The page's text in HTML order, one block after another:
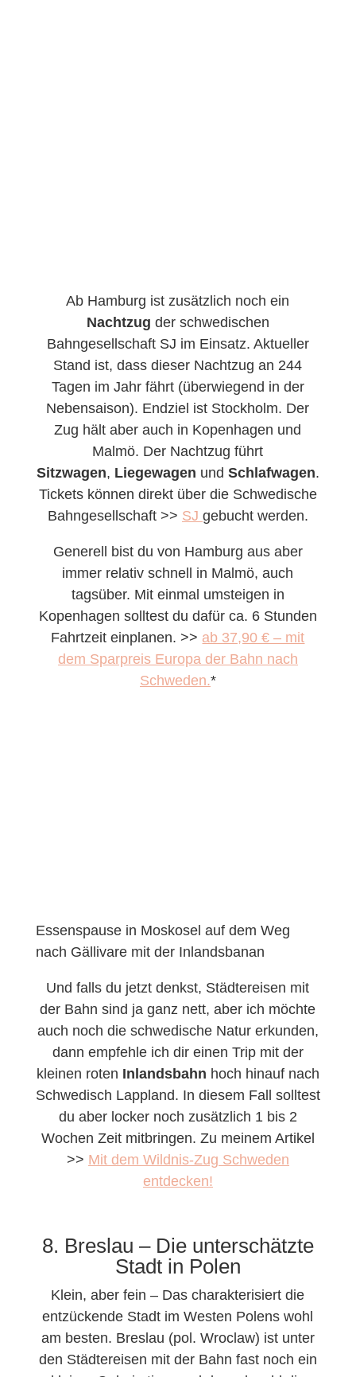
Ab Hamburg ist zusätzlich noch ein
Nachtzug der schwedischen
Bahngesellschaft SJ im Einsatz. Aktueller
Stand ist, dass dieser Nachtzug an 244
Tagen im Jahr fährt (überwiegend in der
Nebensaison). Endziel ist Stockholm. Der
Zug hält aber auch in Kopenhagen und
Malmö. Der Nachtzug führt
Sitzwagen, Liegewagen und Schlafwagen.
Tickets können direkt über die Schwedische
Bahngesellschaft >> SJ gebucht werden.
Generell bist du von Hamburg aus aber
immer relativ schnell in Malmö, auch
tagsüber. Mit einmal umsteigen in
Kopenhagen solltest du dafür ca. 6 Stunden
Fahrtzeit einplanen. >> ab 37,90 € – mit
dem Sparpreis Europa der Bahn nach
Schweden.*
Essenspause in Moskosel auf dem Weg
nach Gällivare mit der Inlandsbanan
Und falls du jetzt denkst, Städtereisen mit
der Bahn sind ja ganz nett, aber ich möchte
auch noch die schwedische Natur erkunden,
dann empfehle ich dir einen Trip mit der
kleinen roten Inlandsbahn hoch hinauf nach
Schwedisch Lappland. In diesem Fall solltest
du aber locker noch zusätzlich 1 bis 2
Wochen Zeit mitbringen. Zu meinem Artikel
>> Mit dem Wildnis-Zug Schweden
entdecken!
8. Breslau – Die unterschätzte
Stadt in Polen
Klein, aber fein – Das charakterisiert die
entzückende Stadt im Westen Polens wohl
am besten. Breslau (pol. Wroclaw) ist unter
den Städtereisen mit der Bahn fast noch ein